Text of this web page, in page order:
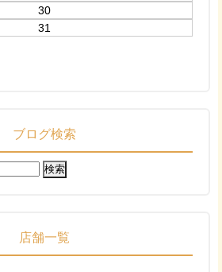
30
31
ブログ検索
店舗一覧